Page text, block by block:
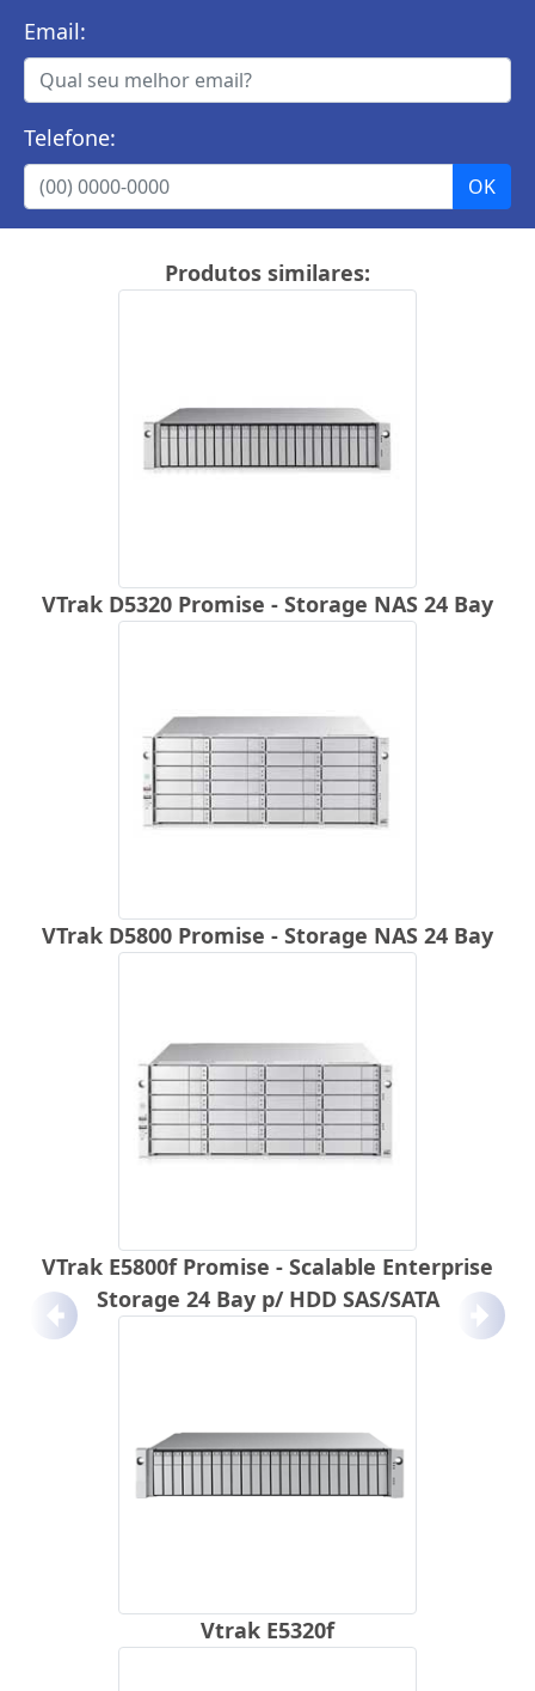
Email:
Telefone:
Produtos similares:
VTrak D5320 Promise - Storage NAS 24 Bay
VTrak D5800 Promise - Storage NAS 24 Bay
VTrak E5800f Promise - Scalable Enterprise
Storage 24 Bay p/ HDD SAS/SATA
Vtrak E5320f
Anterior